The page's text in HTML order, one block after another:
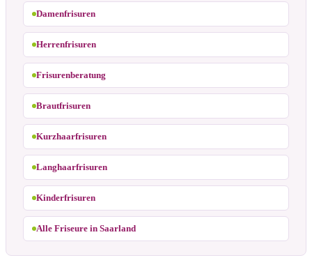
Damenfrisuren
Herrenfrisuren
Frisurenberatung
Brautfrisuren
Kurzhaarfrisuren
Langhaarfrisuren
Kinderfrisuren
Alle Friseure in Saarland